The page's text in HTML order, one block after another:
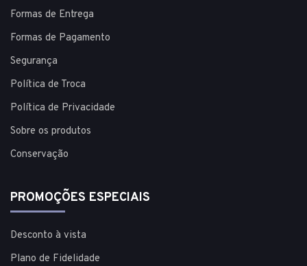
Formas de Entrega
Formas de Pagamento
Segurança
Política de Troca
Política de Privacidade
Sobre os produtos
Conservação
PROMOÇÕES ESPECIAIS
Desconto à vista
Plano de Fidelidade